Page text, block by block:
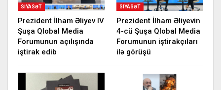
SIYASƏT
Prezident İlham Əliyev IV
Şuşa Qlobal Media
Forumunun açılışında
iştirak edib
SIYASƏT
Prezident İlham Əliyevin
4-cü Şuşa Qlobal Media
Forumunun iştirakçıları
ilə görüşü